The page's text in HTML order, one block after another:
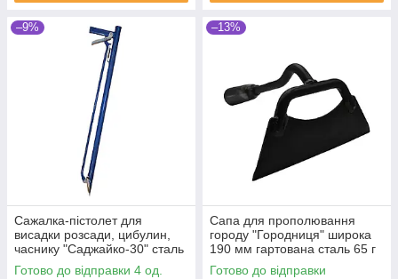
–9%
Сажалка-пістолет для
висадки розсади, цибулин,
часнику "Саджайко-30" сталь
d30 (SHiz14866)
Готово до відправки 4 од.
–13%
Сапа для прополювання
городу "Городниця" широка
190 мм гартована сталь 65 г
(SHiz15734)
Готово до відправки